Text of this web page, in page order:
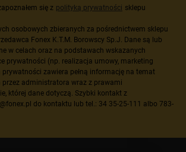
się z polityką prywatności sklepu
osobowych zbieranych za pośrednictwem sklepu
Fonex K.T.M. Borowscy Sp.J. Dane są lub
w celach oraz na podstawach wskazanych
prywatności (np. realizacja umowy, marketing
prywatności zawiera pełną informację na temat
przez administratora wraz z prawami
której dane dotyczą. Szybki kontakt z
do kontaktu lub tel.: 34 35-25-111 albo 783-